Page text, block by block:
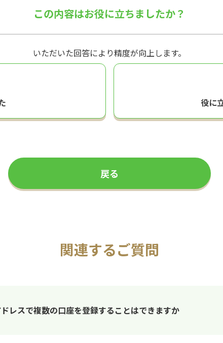
この内容はお役に立ちましたか？
いただいた回答により精度が向上します。
役に
戻る
関連するご質問
スで複数の口座を登録することはできますか